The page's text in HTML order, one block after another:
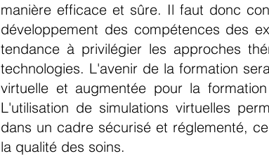
manière efficace et sûre. Il faut donc
développement des compétences des
tendance à privilégier les approches
technologies. L'avenir de la formation
virtuelle et augmentée pour la
L'utilisation de simulations virtuelles
dans un cadre sécurisé et réglementé,
la qualité des soins.